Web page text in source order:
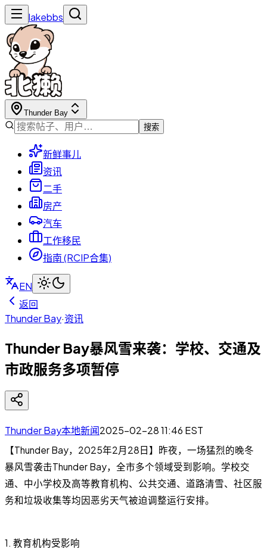
lakebbs
Thunder Bay
搜索
新鲜事儿
资讯
二手
房产
汽车
工作移民
指南 (RCIP合集)
EN
返回
Thunder Bay·资讯
Thunder Bay暴风雪来袭：学校、交通及
市政服务多项暂停
Thunder Bay本地新闻2025-02-28 11:46 EST
【Thunder Bay，2025年2月28日】昨夜，一场猛烈的晚冬
暴风雪袭击Thunder Bay，全市多个领域受到影响。学校交
通、中小学校及高等教育机构、公共交通、道路清雪、社区服
务和垃圾收集等均因恶劣天气被迫调整运行安排。
1. 教育机构受影响